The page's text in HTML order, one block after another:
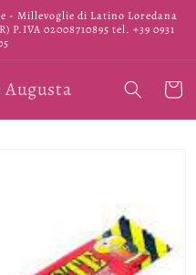
- Millevoglie di Latino Loredana
P.IVA 02008710895 tel. +39 0931